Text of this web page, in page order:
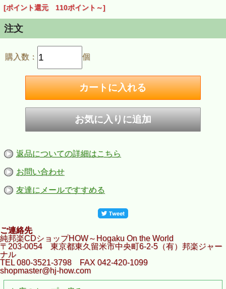
[ポイント還元 110ポイント～]
注文
購入数： 個
返品についての詳細はこちら
お問い合わせ
友達にメールですすめる
ご連絡先
純邦楽CDショップHOW～Hogaku On the World
〒203-0054 東京都東久留米市中央町6-2-5（有）邦楽ジャー
ナル
TEL 080-3521-3798 FAX 042-420-1099
shopmaster@hj-how.com